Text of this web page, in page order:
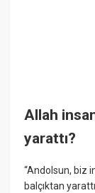
Allah
yarattı?
“Andolsun, biz
balçıktan